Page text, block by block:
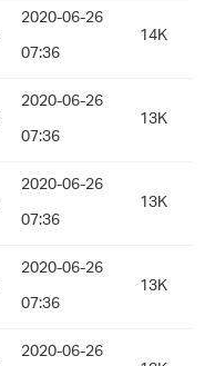
2020-06-26
07:36
14K
2020-06-26
07:36
13K
2020-06-26
07:36
13K
2020-06-26
07:36
13K
2020-06-26